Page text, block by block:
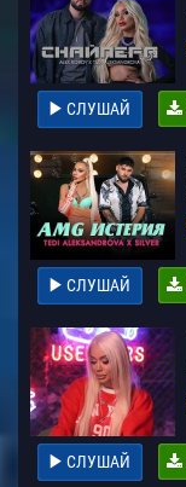
СЛУШАЙ
СЛУШАЙ
СЛУШАЙ